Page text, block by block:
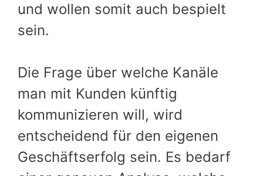
und wollen somit auch bespielt
sein.
Die Frage über welche Kanäle
man mit Kunden künftig
kommunizieren will, wird
entscheidend für den eigenen
Geschäftserfolg sein. Es bedarf